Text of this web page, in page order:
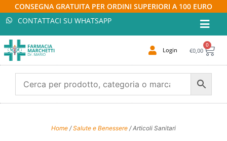
CONSEGNA GRATUITA PER ORDINI SUPERIORI A 100 EURO
CONTATTACI SU WHATSAPP
Login €0,00
0
Home /Salute e Benessere / Articoli Sanitari